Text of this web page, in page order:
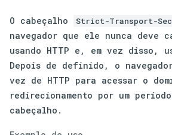
O cabeçalho Strict-Transport-
navegador que ele nunca deve
usando HTTP e, em vez disso,
Depois de definido, o navegador
vez de HTTP para acessar o
redirecionamento por um
cabeçalho.